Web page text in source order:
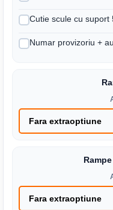
Cutie scule cu suport
Numar provizoriu +